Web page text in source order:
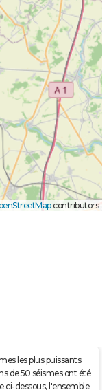
contributors
les plus puissants
de 50 séismes ont été
ci-dessous, l'ensemble